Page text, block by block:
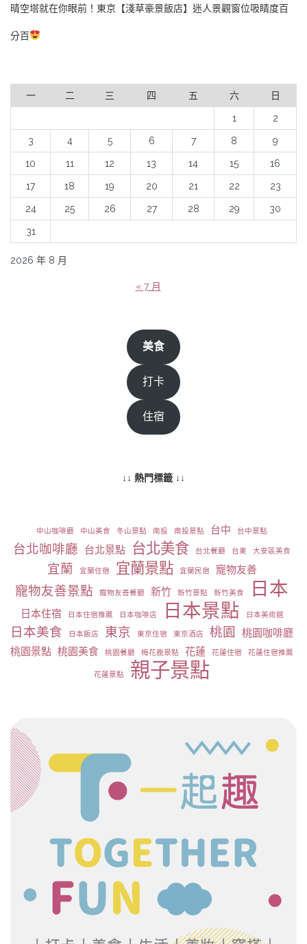
晴空塔就在你眼前！東京【淺草豪景飯店】迷人景觀窗位吸睛度百
分百
2026 年 8 月
一 二 三 四 五 六 日
1 2
3 4 5 6 7 8 9
10 11 12 13 14 15 16
17 18 19 20 21 22 23
24 25 26 27 28 29 30
31
« 7 月
美食
打卡
住宿
↓↓ 熱門標籤 ↓↓
中山咖啡廳 中山美食 冬山景點 南投 南投景點 台中 台中景點
台北咖啡廳 台北景點 台北美食 台北餐廳 台東 大安區美食
宜蘭 宜蘭住宿 宜蘭景點 宜蘭民宿 寵物友善
寵物友善景點 寵物友善餐廳 新竹 新竹景點 新竹美食 日本
日本住宿 日本住宿推薦 日本咖啡店 日本景點 日本美術館
日本美食 日本飯店 東京 東京住宿 東京酒店 桃園
桃園咖啡廳
桃園景點 桃園美食 桃園餐廳 梅花鹿景點 花蓮 花蓮住宿 花蓮住宿推薦
花蓮景點 親子景點